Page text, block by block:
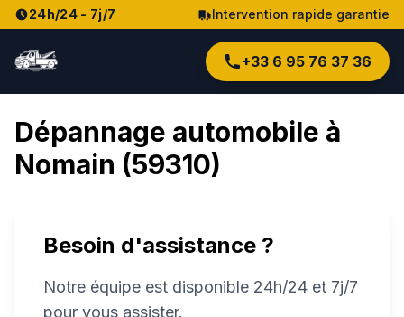
24h/24 - 7j/7 Intervention rapide garantie
+33 6 95 76 37 36
Dépannage automobile à
Nomain (59310)
Besoin d'assistance ?
Notre équipe est disponible 24h/24 et 7j/7
pour vous assister.